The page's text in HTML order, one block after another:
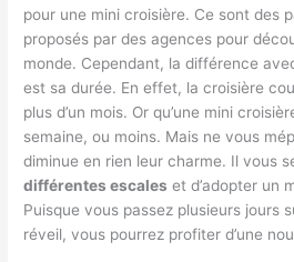
pour une mini croisière. Ce sont des
proposés par des agences pour
monde. Cependant, la différence
est sa durée. En effet, la croisière
plus d’un mois. Or qu’une mini
semaine, ou moins. Mais ne vous
diminue en rien leur charme. Il vous
différentes escales et d’adopter un
Puisque vous passez plusieurs jours
réveil, vous pourrez profiter d’une